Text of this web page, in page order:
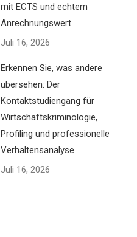
mit ECTS und echtem
Anrechnungswert
Juli 16, 2026
Erkennen Sie, was andere
übersehen: Der
Kontaktstudiengang für
Wirtschaftskriminologie,
Profiling und professionelle
Verhaltensanalyse
Juli 16, 2026